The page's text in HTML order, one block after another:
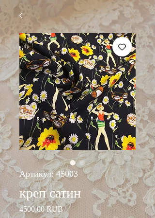
Артикул: 45003
креп сатин
4500,00 RUBЦена